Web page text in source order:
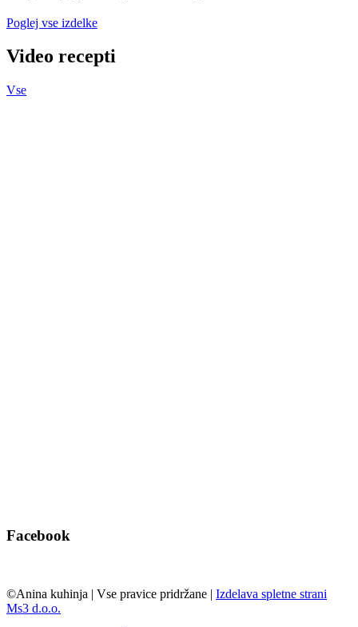
Poglej vse izdelke
Video recepti
Vse
Facebook
©Anina kuhinja | Vse pravice pridržane | Izdelava spletne strani
Ms3 d.o.o.